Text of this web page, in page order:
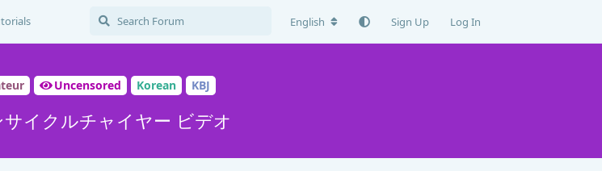
English Sign Up Log In
Uncensored Korean KBJ
サイクルチャイヤー ビデオ